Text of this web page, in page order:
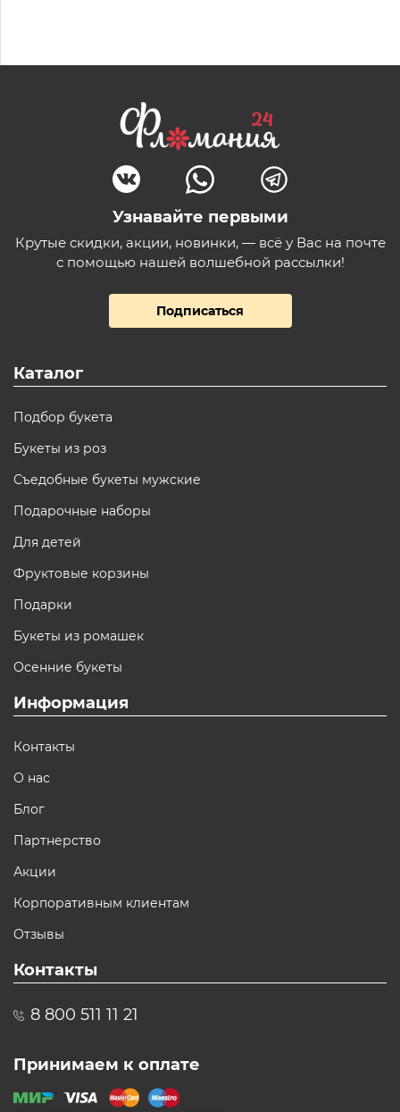
Узнавайте первыми
Крутые скидки, акции, новинки, — всё у Вас на почте
с помощью нашей волшебной рассылки!
Подписаться
Каталог
Подбор букета
Букеты из роз
Съедобные букеты мужские
Подарочные наборы
Для детей
Фруктовые корзины
Подарки
Букеты из ромашек
Осенние букеты
Информация
Контакты
О нас
Блог
Партнерство
Акции
Корпоративным клиентам
Отзывы
Контакты
8 800 511 11 21
Принимаем к оплате